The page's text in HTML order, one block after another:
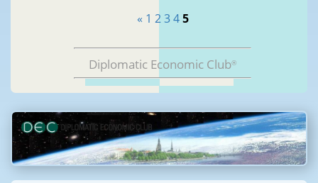
« 1 2 3 4 5
Diplomatic Economic Club®